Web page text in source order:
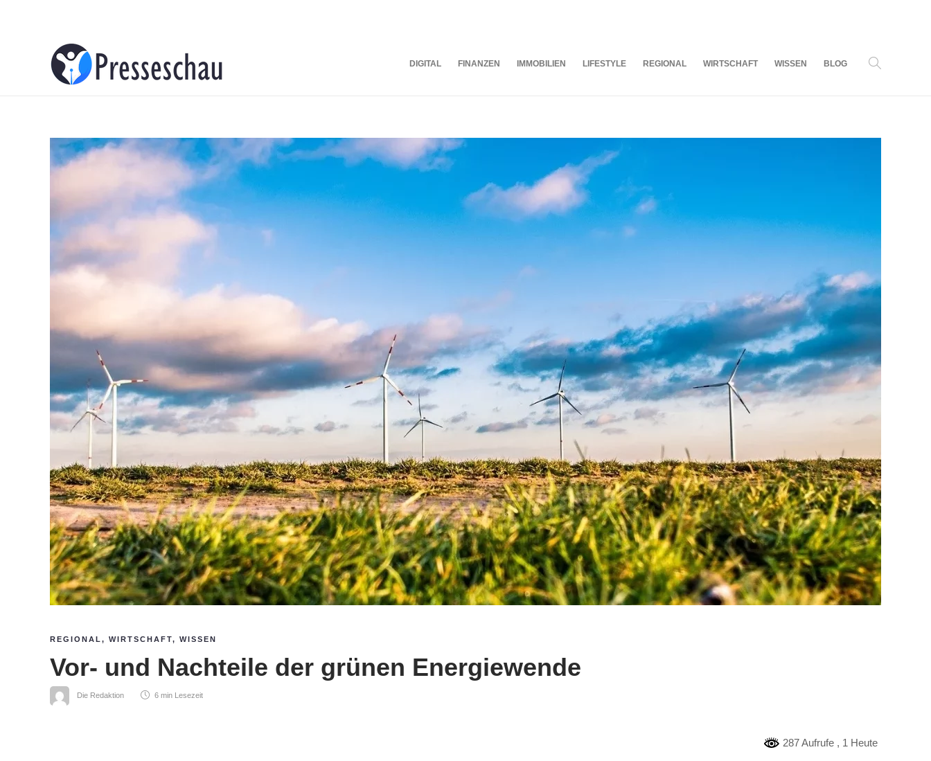
DIGITAL FINANZEN IMMOBILIEN LIFESTYLE REGIONAL WIRTSCHAFT WISSEN BLOG
REGIONAL , WIRTSCHAFT, WISSEN
Vor- und Nachteile der grünen Energiewende
Die Redaktion 6 min Lesezeit
287 Aufrufe , 1 Heute